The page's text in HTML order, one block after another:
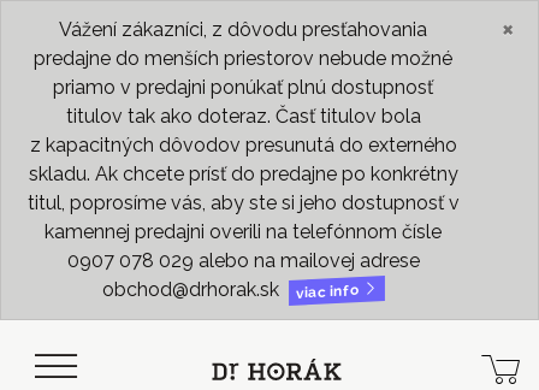
Vážení zákazníci, z dôvodu presťahovania
predajne do menších priestorov nebude možné
priamo v predajni ponúkať plnú dostupnosť
titulov tak ako doteraz. Časť titulov bola
z kapacitných dôvodov presunutá do externého
skladu. Ak chcete prísť do predajne po konkrétny
titul, poprosíme vás, aby ste si jeho dostupnosť v
kamennej predajni overili na telefónnom čísle
0907 078 029 alebo na mailovej adrese
obchod@drhorak.sk
viac info
×